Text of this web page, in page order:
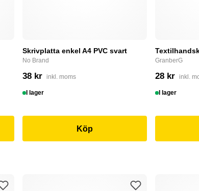
Skrivplatta enkel A4 PVC svart
No Brand
38 kr inkl. moms
I lager
Köp
GranberG
28 kr inkl.
I lager